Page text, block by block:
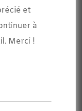
et
à
Merci !